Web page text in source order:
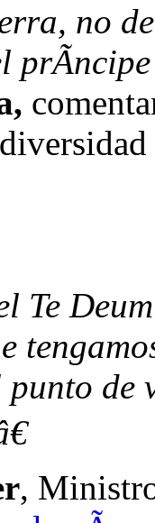
no
Te
de
,